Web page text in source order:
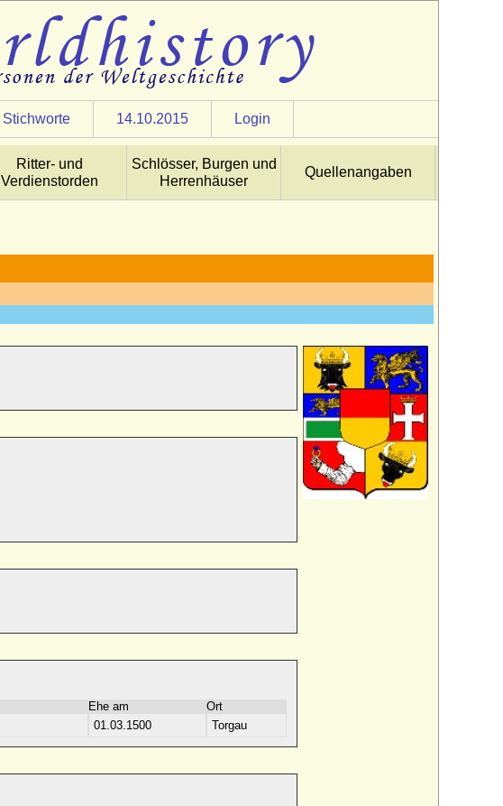
Stichworte 14.10.2015 Login
Ritter- und
Verdienstorden
Schlösser, Burgen und
Herrenhäuser
Quellenangaben
Ehe am
Ort
01.03.1500 Torgau